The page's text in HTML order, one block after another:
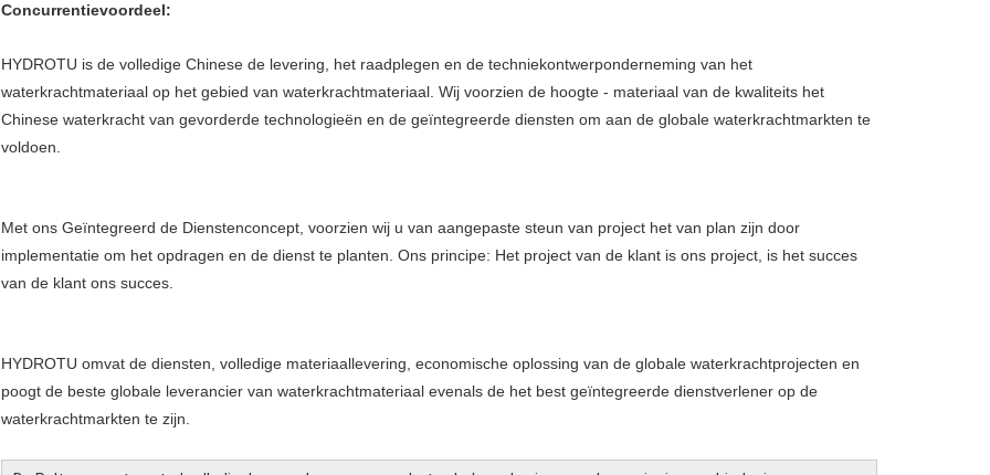
Concurrentievoordeel:
HYDROTU is de volledige Chinese de levering, het raadplegen en de techniekontwerponderneming van het
waterkrachtmateriaal op het gebied van waterkrachtmateriaal. Wij voorzien de hoogte - materiaal van de kwaliteits het
Chinese waterkracht van gevorderde technologieën en de geïntegreerde diensten om aan de globale waterkrachtmarkten te
voldoen.
Met ons Geïntegreerd de Dienstenconcept, voorzien wij u van aangepaste steun van project het van plan zijn door
implementatie om het opdragen en de dienst te planten. Ons principe: Het project van de klant is ons project, is het succes
van de klant ons succes.
HYDROTU omvat de diensten, volledige materiaallevering, economische oplossing van de globale waterkrachtprojecten en
poogt de beste globale leverancier van waterkrachtmateriaal evenals de het best geïntegreerde dienstverlener op de
waterkrachtmarkten te zijn.